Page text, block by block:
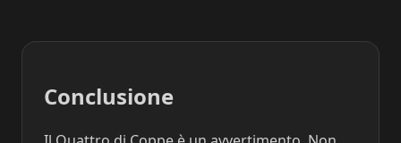
Conclusione